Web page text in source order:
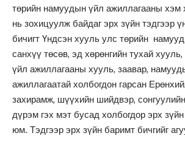
төрийн намуудын үйл ажиллагааны хэм
нь зохицуулж байдаг эрх зүйн тэдгээр
бичигт Үндсэн хууль улс төрийн
санхүү төсөв, эд хөрөнгийн тухай
үйл ажиллагааны хууль, заавар,
ажиллагаатай холбогдон гарсан
захирамж, шүүхийн шийдвэр,
дүрэм гэх мэт бусад холбогдор эрх
юм. Тэдгээр эрх зүйн баримт бичгийг